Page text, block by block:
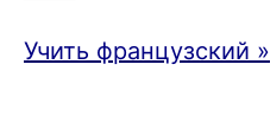
Учить французский »